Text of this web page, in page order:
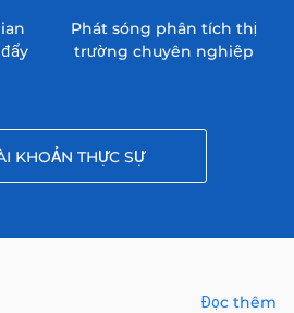
Phát sóng phân tích thị
trường chuyên nghiệp
KHOẢN THỰC SỰ
Đọc thêm